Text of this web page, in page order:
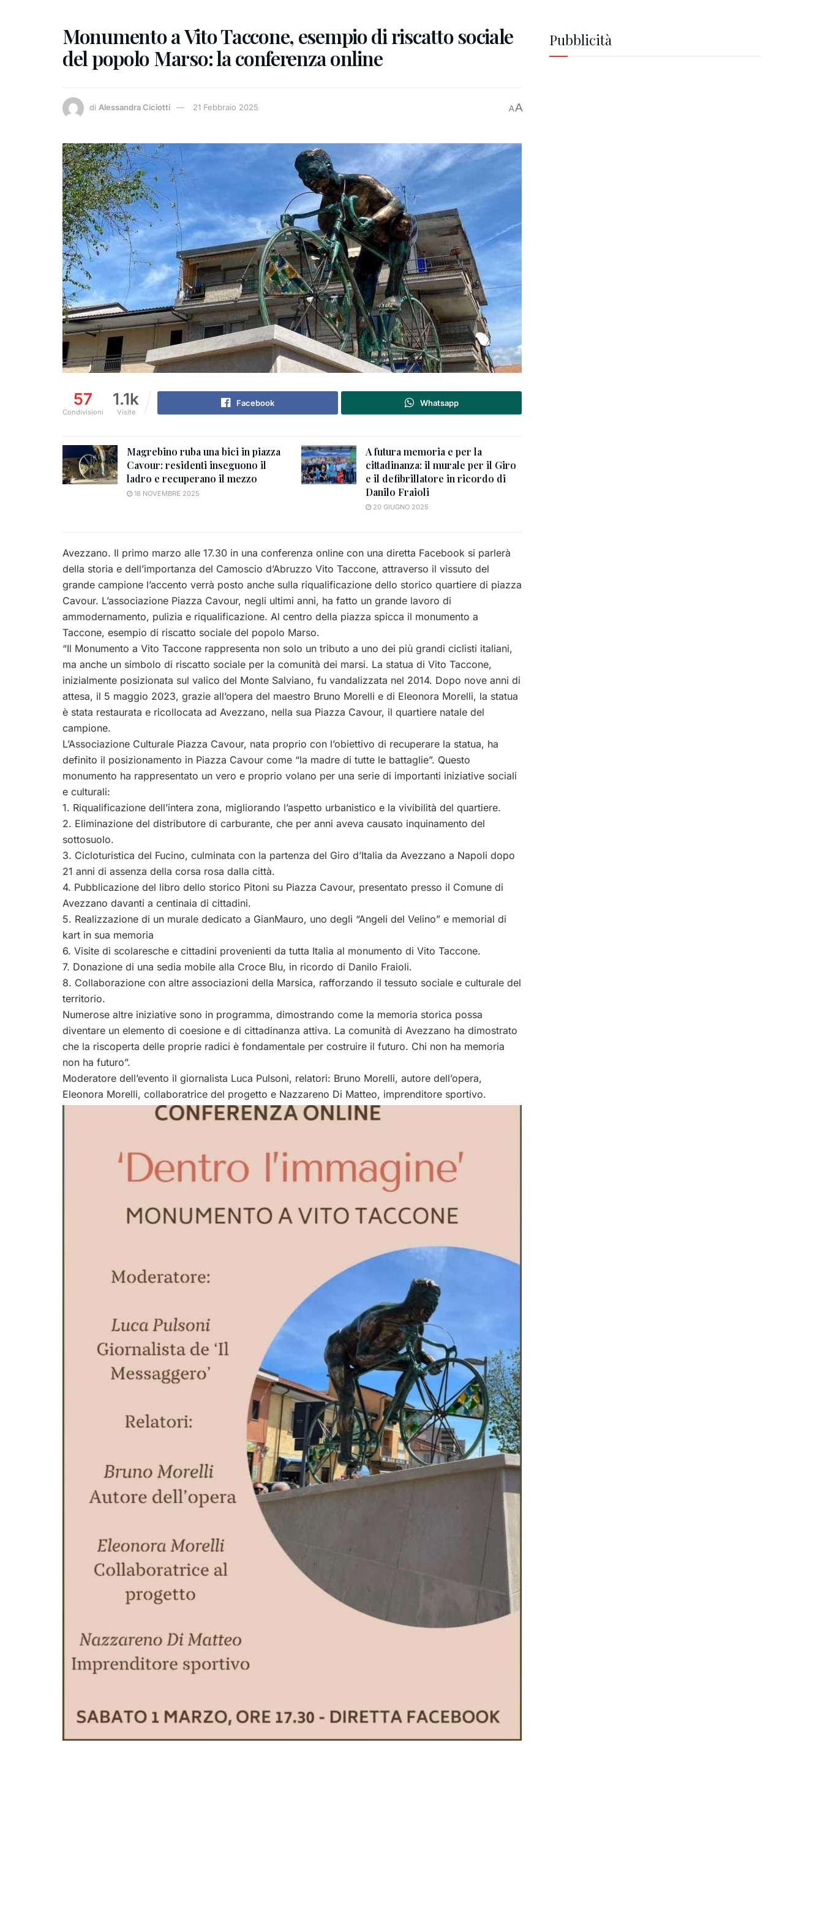
Monumento a Vito Taccone, esempio di riscatto sociale
del popolo Marso: la conferenza online
di Alessandra Ciciotti 21 Febbraio 2025 AA
57
Condivisioni
1.1k
Visite
Facebook Whatsapp
Magrebino ruba una bici in piazza
Cavour: residenti inseguono il
ladro e recuperano il mezzo
18 NOVEMBRE 2025
A futura memoria e per la
cittadinanza: il murale per il Giro
e il defibrillatore in ricordo di
Danilo Fraioli
20 GIUGNO 2025
Avezzano. Il primo marzo alle 17.30 in una conferenza online con una diretta Facebook si parlerà
della storia e dell’importanza del Camoscio d’Abruzzo Vito Taccone, attraverso il vissuto del
grande campione l’accento verrà posto anche sulla riqualificazione dello storico quartiere di piazza
Cavour. L’associazione Piazza Cavour, negli ultimi anni, ha fatto un grande lavoro di
ammodernamento, pulizia e riqualificazione. Al centro della piazza spicca il monumento a
Taccone, esempio di riscatto sociale del popolo Marso.
“Il Monumento a Vito Taccone rappresenta non solo un tributo a uno dei più grandi ciclisti italiani,
ma anche un simbolo di riscatto sociale per la comunità dei marsi. La statua di Vito Taccone,
inizialmente posizionata sul valico del Monte Salviano, fu vandalizzata nel 2014. Dopo nove anni di
attesa, il 5 maggio 2023, grazie all’opera del maestro Bruno Morelli e di Eleonora Morelli, la statua
è stata restaurata e ricollocata ad Avezzano, nella sua Piazza Cavour, il quartiere natale del
campione.
L’Associazione Culturale Piazza Cavour, nata proprio con l’obiettivo di recuperare la statua, ha
definito il posizionamento in Piazza Cavour come “la madre di tutte le battaglie”. Questo
monumento ha rappresentato un vero e proprio volano per una serie di importanti iniziative sociali
e culturali:
1. Riqualificazione dell’intera zona, migliorando l’aspetto urbanistico e la vivibilità del quartiere.
2. Eliminazione del distributore di carburante, che per anni aveva causato inquinamento del
sottosuolo.
3. Cicloturistica del Fucino, culminata con la partenza del Giro d’Italia da Avezzano a Napoli dopo
21 anni di assenza della corsa rosa dalla città.
4. Pubblicazione del libro dello storico Pitoni su Piazza Cavour, presentato presso il Comune di
Avezzano davanti a centinaia di cittadini.
5. Realizzazione di un murale dedicato a GianMauro, uno degli “Angeli del Velino” e memorial di
kart in sua memoria
6. Visite di scolaresche e cittadini provenienti da tutta Italia al monumento di Vito Taccone.
7. Donazione di una sedia mobile alla Croce Blu, in ricordo di Danilo Fraioli.
8. Collaborazione con altre associazioni della Marsica, rafforzando il tessuto sociale e culturale del
territorio.
Numerose altre iniziative sono in programma, dimostrando come la memoria storica possa
diventare un elemento di coesione e di cittadinanza attiva. La comunità di Avezzano ha dimostrato
che la riscoperta delle proprie radici è fondamentale per costruire il futuro. Chi non ha memoria
non ha futuro”.
Moderatore dell’evento il giornalista Luca Pulsoni, relatori: Bruno Morelli, autore dell’opera,
Eleonora Morelli, collaboratrice del progetto e Nazzareno Di Matteo, imprenditore sportivo.
Pubblicità